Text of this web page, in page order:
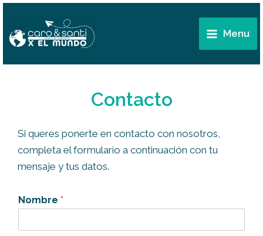
contenido
Main
Menu
Menu
Contacto
Si queres ponerte en contacto con nosotros,
completa el formulario a continuación con tu
mensaje y tus datos.
Nombre *